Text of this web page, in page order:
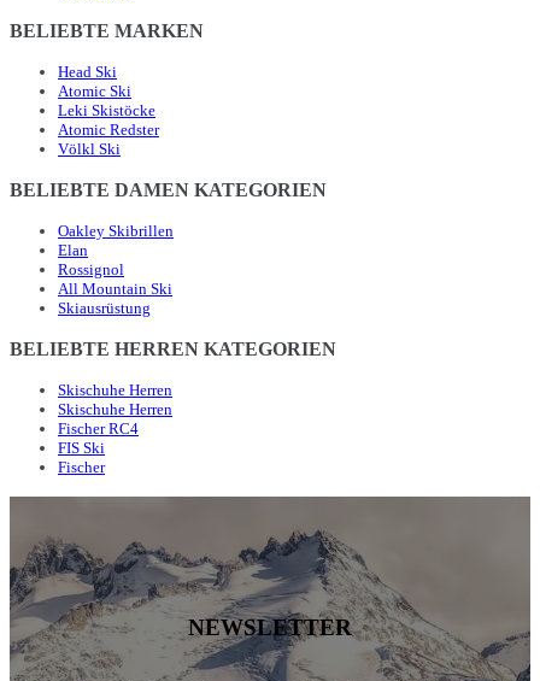
BELIEBTE MARKEN
Head Ski
Atomic Ski
Leki Skistöcke
Atomic Redster
Völkl Ski
BELIEBTE DAMEN KATEGORIEN
Oakley Skibrillen
Elan
Rossignol
All Mountain Ski
Skiausrüstung
BELIEBTE HERREN KATEGORIEN
Skischuhe Herren
Skischuhe Herren
Fischer RC4
FIS Ski
Fischer
NEWSLETTER